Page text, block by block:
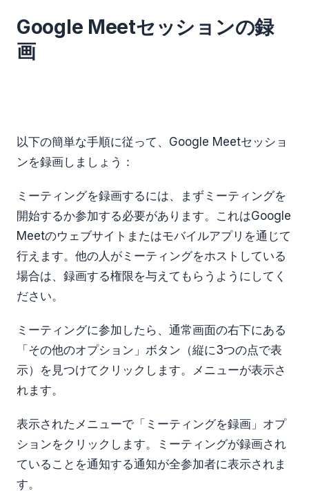
Google Meetセッションの録
画
以下の簡単な手順に従って、Google Meetセッショ
ンを録画しましょう：
ミーティングを録画するには、まずミーティングを
開始するか参加する必要があります。これはGoogle
Meetのウェブサイトまたはモバイルアプリを通じて
行えます。他の人がミーティングをホストしている
場合は、録画する権限を与えてもらうようにしてく
ださい。
ミーティングに参加したら、通常画面の右下にある
「その他のオプション」ボタン（縦に3つの点で表
示）を見つけてクリックします。メニューが表示さ
れます。
表示されたメニューで「ミーティングを録画」オプ
ションをクリックします。ミーティングが録画され
ていることを通知する通知が全参加者に表示されま
す。